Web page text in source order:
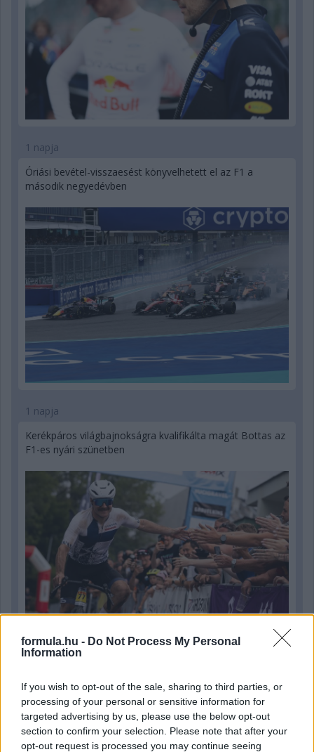
formula.hu - Do Not Process My Personal
Information
If you wish to opt-out of the sale, sharing to third parties, or
processing of your personal or sensitive information for
targeted advertising by us, please use the below opt-out
section to confirm your selection. Please note that after your
opt-out request is processed you may continue seeing
1 napja
Óriási bevétel-visszaesést könyvelhetett el az F1 a
második negyedévben
1 napja
Kerékpáros világbajnokságra kvalifikálta magát Bottas az
F1-es nyári szünetben
2 napja
Montoya szerint Antonelli kedvessége sem segít
Russellen